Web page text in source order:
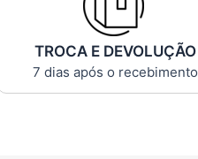
TROCA E DEVOLUÇÃO
7 dias após o recebimento